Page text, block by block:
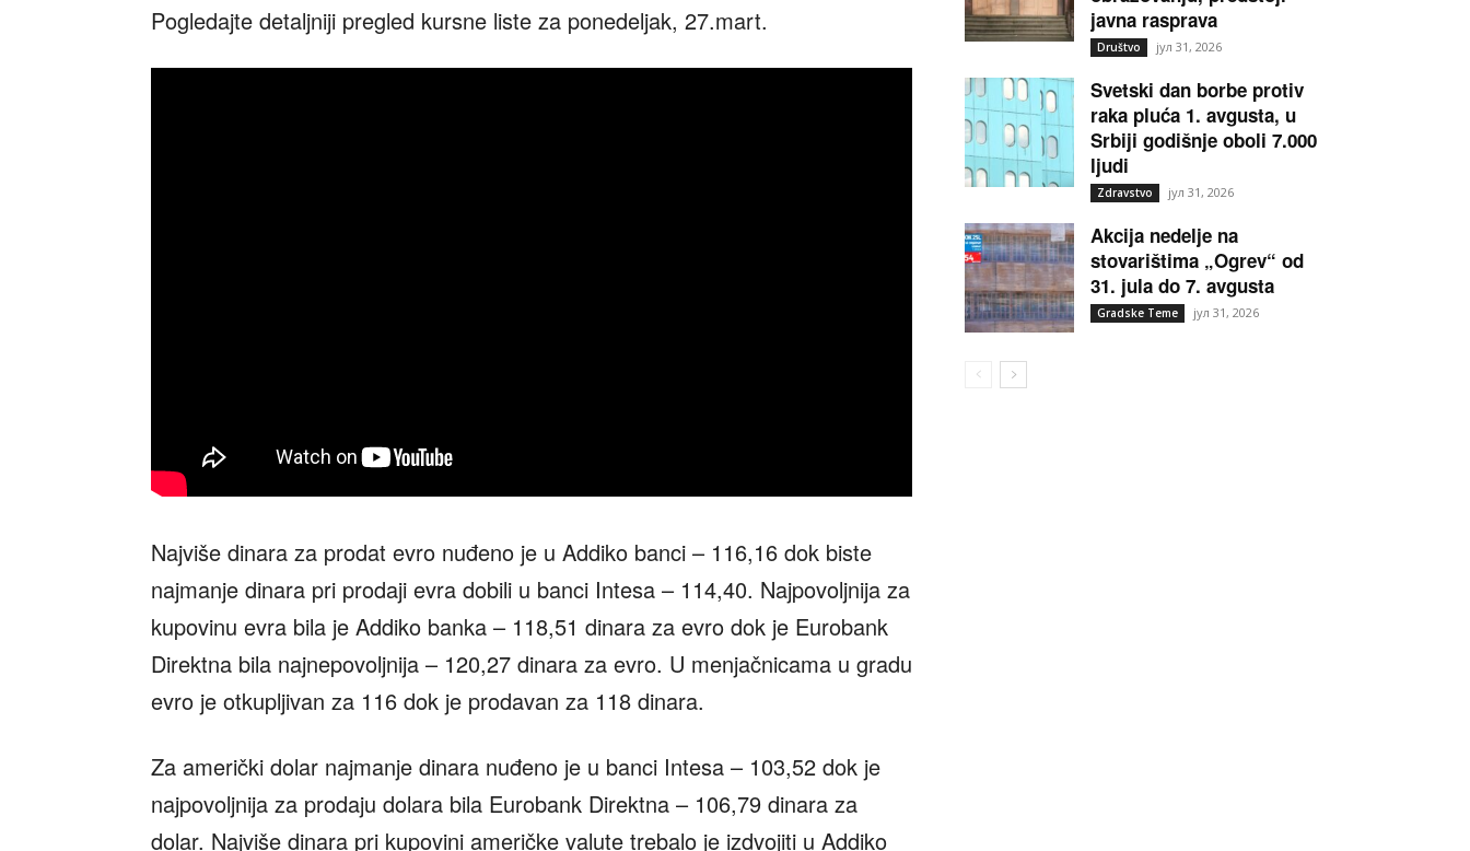
Pogledajte detaljniji pregled kursne liste za ponedeljak, 27.mart.
Najviše dinara za prodat evro nuđeno je u Addiko banci – 116,16 dok biste
najmanje dinara pri prodaji evra dobili u banci Intesa – 114,40. Najpovoljnija za
kupovinu evra bila je Addiko banka – 118,51 dinara za evro dok je Eurobank
Direktna bila najnepovoljnija – 120,27 dinara za evro. U menjačnicama u gradu
evro je otkupljivan za 116 dok je prodavan za 118 dinara.
Za američki dolar najmanje dinara nuđeno je u banci Intesa – 103,52 dok je
najpovoljnija za prodaju dolara bila Eurobank Direktna – 106,79 dinara za
dolar. Najviše dinara pri kupovini američke valute trebalo je izdvojiti u Addiko
javna rasprava
Društvo јул 31, 2026
Svetski dan borbe protiv
raka pluća 1. avgusta, u
Srbiji godišnje oboli 7.000
ljudi
Zdravstvo јул 31, 2026
Akcija nedelje na
stovarištima „Ogrev“ od
31. jula do 7. avgusta
Gradske Teme јул 31, 2026